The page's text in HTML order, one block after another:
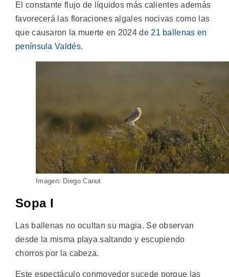
El constante flujo de líquidos más calientes además
favorecerá las floraciones algales nocivas como las
que causaron la muerte en 2024 de21 ballenas en
península Valdés.
Imagen: Diego Canut
Sopa I
Las ballenas no ocultan su magia. Se observan
desde la misma playa saltando y escupiendo
chorros por la cabeza.
Este espectáculo conmovedor sucede porque las